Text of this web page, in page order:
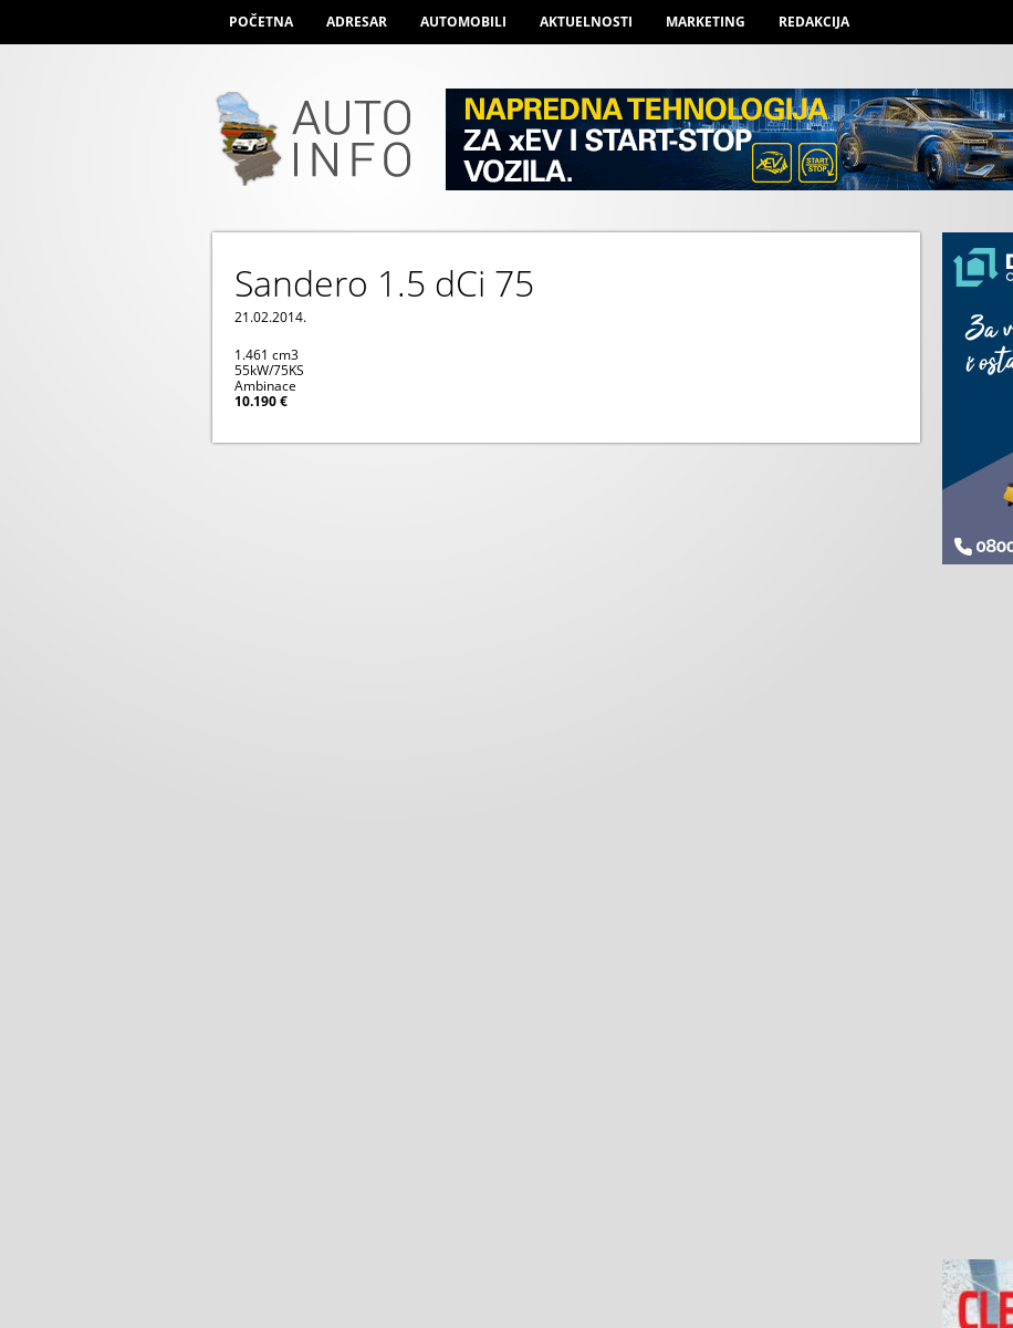
POČETNA ADRESAR AUTOMOBILI AKTUELNOSTI MARKETING REDAKCIJA
Sandero 1.5 dCi 75
21.02.2014.
1.461 cm3
55kW/75KS
Ambinace
10.190 €